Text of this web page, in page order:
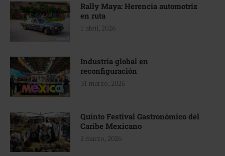
Rally Maya: Herencia automotriz
en ruta
1 abril, 2026
Industria global en
reconfiguración
31 marzo, 2026
Quinto Festival Gastronómico del
Caribe Mexicano
2 marzo, 2026